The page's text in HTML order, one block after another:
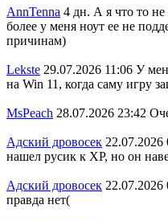
AnnTenna 4 дн. А я что то не
более у меня ноут ее не
причинам)
Lekste 29.07.2026 11:06 У
на Win 11, когда саму игру
MsPeach 28.07.2026 23:42
Адский дровосек 22.07.2026
нашел русик к XP, но он
Адский дровосек 22.07.2026
правда нет(